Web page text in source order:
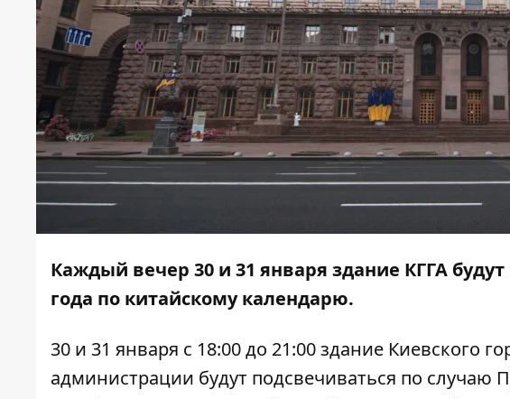
Каждый вечер 30 и 31 января здание КГГА
года по китайскому календарю.
30 и 31 января с 18:00 до 21:00 здание Киевского
администрации будут подсвечиваться по случаю